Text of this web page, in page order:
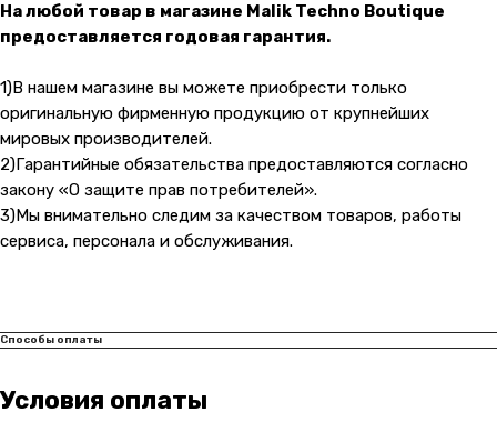
На любой товар в магазине Malik Techno Boutique
предоставляется годовая гарантия.
1)В нашем магазине вы можете приобрести только
оригинальную фирменную продукцию от крупнейших
мировых производителей.
2)Гарантийные обязательства предоставляются согласно
закону «О защите прав потребителей».
3)Мы внимательно следим за качеством товаров, работы
сервиса, персонала и обслуживания.
Способы оплаты
Условия оплаты